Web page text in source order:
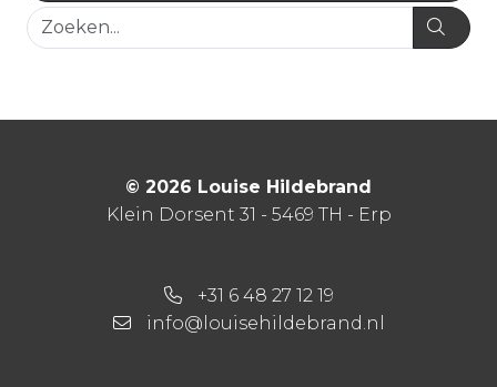
© 2026 Louise Hildebrand
Klein Dorsent 31 - 5469 TH - Erp
+31 6 48 27 12 19
info@louisehildebrand.nl